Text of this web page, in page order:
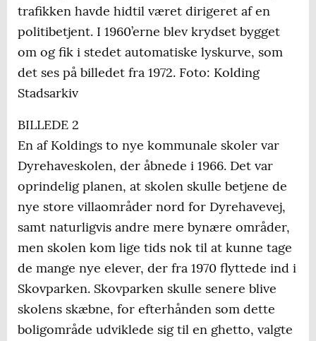
trafikken havde hidtil været dirigeret af en
politibetjent. I 1960’erne blev krydset bygget
om og fik i stedet automatiske lyskurve, som
det ses på billedet fra 1972. Foto: Kolding
Stadsarkiv
BILLEDE 2
En af Koldings to nye kommunale skoler var
Dyrehaveskolen, der åbnede i 1966. Det var
oprindelig planen, at skolen skulle betjene de
nye store villaområder nord for Dyrehavevej,
samt naturligvis andre mere bynære områder,
men skolen kom lige tids nok til at kunne tage
de mange nye elever, der fra 1970 flyttede ind i
Skovparken. Skovparken skulle senere blive
skolens skæbne, for efterhånden som dette
boligområde udviklede sig til en ghetto, valgte